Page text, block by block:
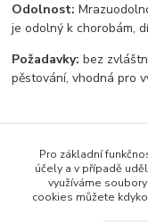
Odolnost:
je odolný k chorobám,
Požadavky: bez
pěstování, vhodná pro
Zboží zařazeno
Pro základní
účely a v případě
využíváme
cookies můžete